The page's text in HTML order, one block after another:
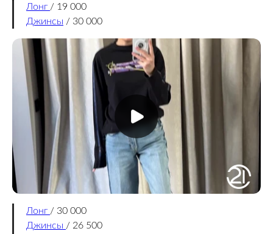
Лонг / 19 000
Джинсы / 30 000
Лонг / 30 000
Джинсы / 26 500